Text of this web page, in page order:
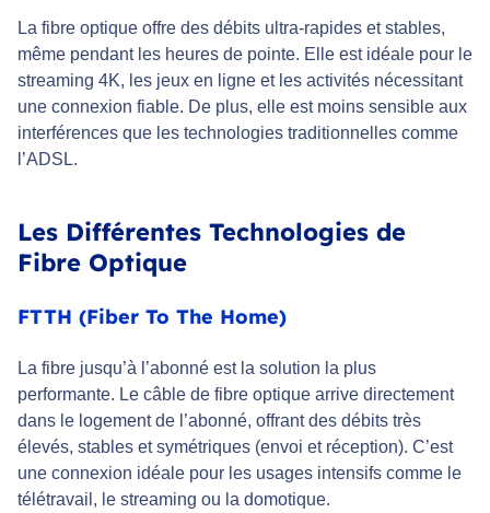
La fibre optique offre des débits ultra-rapides et stables,
même pendant les heures de pointe. Elle est idéale pour le
streaming 4K, les jeux en ligne et les activités nécessitant
une connexion fiable. De plus, elle est moins sensible aux
interférences que les technologies traditionnelles comme
l’ADSL.
Les Différentes Technologies de
Fibre Optique
FTTH (Fiber To The Home)
La fibre jusqu’à l’abonné est la solution la plus
performante. Le câble de fibre optique arrive directement
dans le logement de l’abonné, offrant des débits très
élevés, stables et symétriques (envoi et réception). C’est
une connexion idéale pour les usages intensifs comme le
télétravail, le streaming ou la domotique.